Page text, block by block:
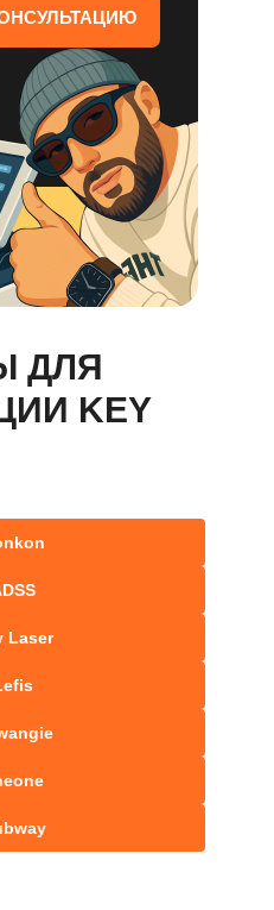
ДЛЯ
KEY
Laser